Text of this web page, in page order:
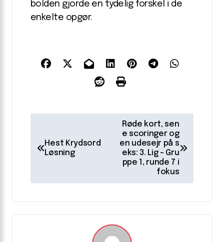
bolden gjorde en tydelig forskel i de
enkelte opgør.
d
æ
g
s
Hest Krydsord
Løsning
Røde kort, sen
e scoringer og
en udesejr på s
eks: 3. Lig – Gru
ppe 1, runde 7 i
fokus